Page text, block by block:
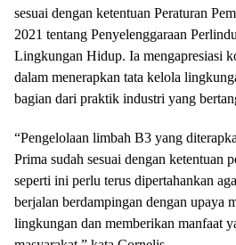
sesuai dengan ketentuan Peraturan
2021 tentang Penyelenggaraan
Lingkungan Hidup. Ia mengapresiasi
dalam menerapkan tata kelola
bagian dari praktik industri yang
“Pengelolaan limbah B3 yang
Prima sudah sesuai dengan ketentuan
seperti ini perlu terus dipertahankan
berjalan berdampingan dengan upaya
lingkungan dan memberikan manfaat